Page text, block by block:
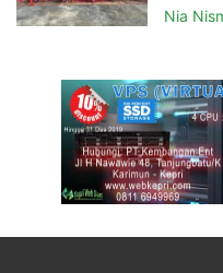
Nia